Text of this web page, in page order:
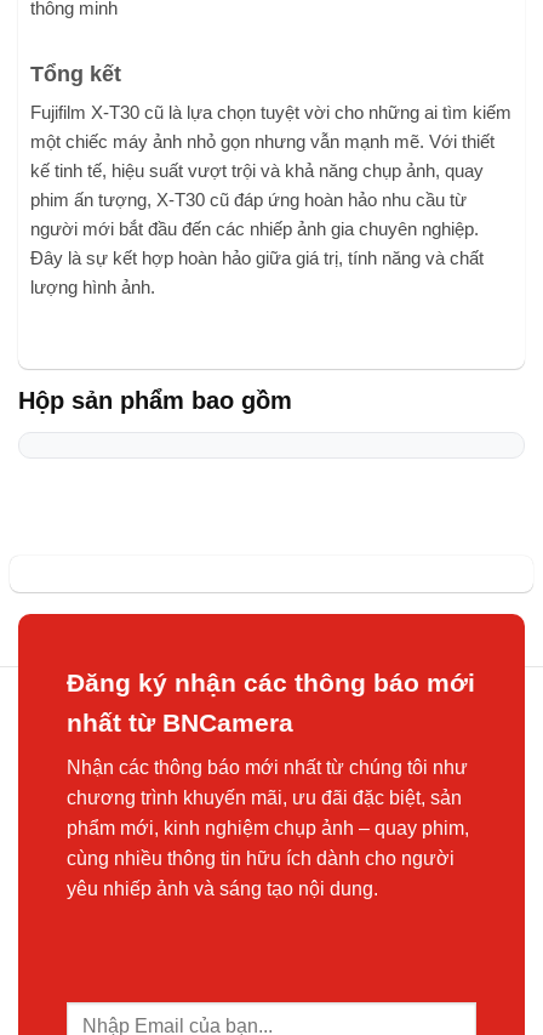
Tổng kết
Fujifilm X-T30 cũ là lựa chọn tuyệt vời cho những ai tìm kiếm
một chiếc máy ảnh nhỏ gọn nhưng vẫn mạnh mẽ. Với thiết
kế tinh tế, hiệu suất vượt trội và khả năng chụp ảnh, quay
phim ấn tượng, X-T30 cũ đáp ứng hoàn hảo nhu cầu từ
người mới bắt đầu đến các nhiếp ảnh gia chuyên nghiệp.
Đây là sự kết hợp hoàn hảo giữa giá trị, tính năng và chất
lượng hình ảnh.
Hộp sản phẩm bao gồm
Đăng ký nhận các thông báo mới
nhất từ BNCamera
Nhận các thông báo mới nhất từ chúng tôi như
chương trình khuyến mãi, ưu đãi đặc biệt, sản
phẩm mới, kinh nghiệm chụp ảnh – quay phim,
cùng nhiều thông tin hữu ích dành cho người
yêu nhiếp ảnh và sáng tạo nội dung.